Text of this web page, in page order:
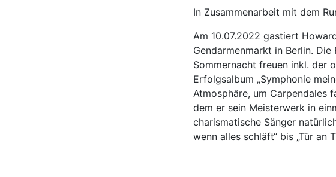
In Zusammenarbeit mit dem
Am 10.07.2022 gastiert
Gendarmenmarkt in Berlin.
Sommernacht freuen inkl. der
Erfolgsalbum „Symphonie
Atmosphäre, um Carpendales
dem er sein Meisterwerk in
charismatische Sänger
wenn alles schläft“ bis „Tür an